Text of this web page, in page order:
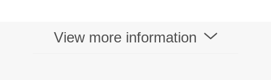
View more information